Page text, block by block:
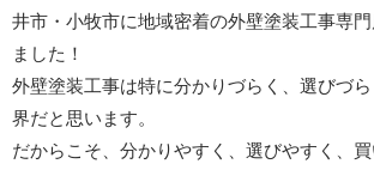
井市・小牧市に地域密着の外壁塗装工事専
ました！
外壁塗装工事は特に分かりづらく、選びづ
界だと思います。
だからこそ、分かりやすく、選びやすく、